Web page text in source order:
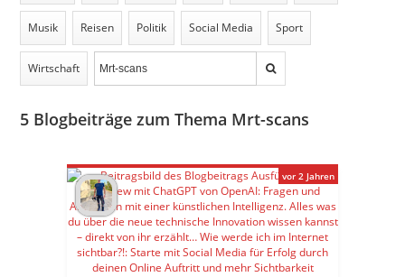
Musik Reisen Politik Social Media Sport
Wirtschaft
5 Blogbeiträge zum Thema Mrt-scans
vor 2 Jahren